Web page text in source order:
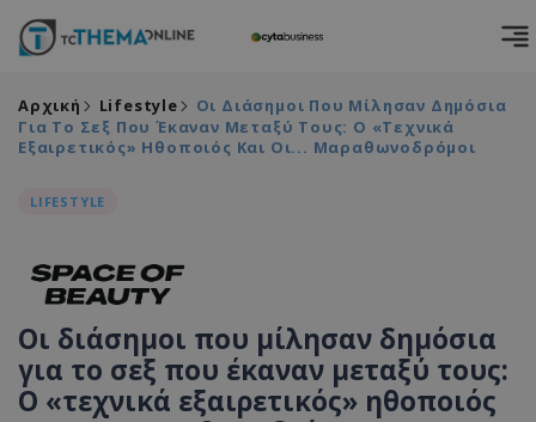
Αρχική Lifestyle
Οι Διάσημοι Που Μίλησαν Δημόσια
Για Το Σεξ Που Έκαναν Μεταξύ Τους: Ο «τεχνικά
Εξαιρετικός» Ηθοποιός Και Οι... Μαραθωνοδρόμοι
LIFESTYLE
Οι διάσημοι που μίλησαν δημόσια
για το σεξ που έκαναν μεταξύ τους:
Ο «τεχνικά εξαιρετικός» ηθοποιός